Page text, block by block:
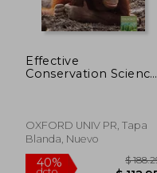
Effective
Conservation Science:
OXFORD UNIV PR, Tapa
Blanda, Nuevo